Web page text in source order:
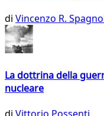
di Vincenzo R.
La dottrina della
nucleare